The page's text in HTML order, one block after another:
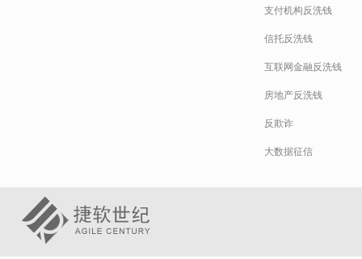
支付机构反洗钱
信托反洗钱
互联网金融反洗钱
房地产反洗钱
反欺诈
大数据征信